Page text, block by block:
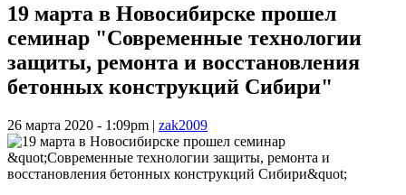
19 марта в Новосибирске прошел
семинар "Современные технологии
защиты, ремонта и восстановления
бетонных конструкций Сибири"
26 марта 2020 - 1:09pm | zak2009